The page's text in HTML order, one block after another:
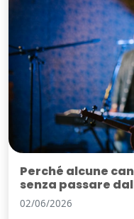
Perché alcune
senza passare
02/06/2026